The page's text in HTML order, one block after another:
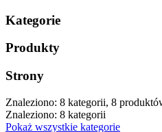
Kategorie
Produkty
Strony
Znaleziono: 8 kategorii, 8
Znaleziono: 8 kategorii
Pokaż wszystkie kategorie